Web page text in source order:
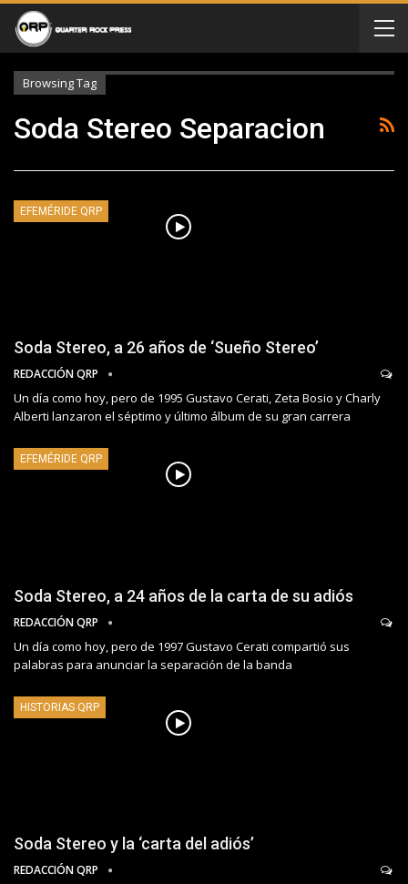
Browsing Tag
Soda Stereo Separacion
EFEMÉRIDE QRP
Soda Stereo, a 26 años de ‘Sueño Stereo’
REDACCIÓN QRP
Un día como hoy, pero de 1995 Gustavo Cerati, Zeta Bosio y Charly
Alberti lanzaron el séptimo y último álbum de su gran carrera
EFEMÉRIDE QRP
Soda Stereo, a 24 años de la carta de su adiós
REDACCIÓN QRP
Un día como hoy, pero de 1997 Gustavo Cerati compartió sus
palabras para anunciar la separación de la banda
HISTORIAS QRP
Soda Stereo y la ‘carta del adiós’
REDACCIÓN QRP